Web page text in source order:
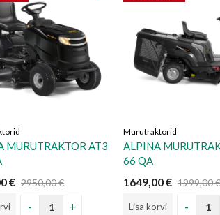
MURUTRAKTOR AT3
€ 2950,00€
Murutraktorid
ALPINA
66 QA
1649,00€ 1999,00€
Lisa korvi